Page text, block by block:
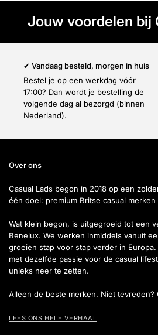
Jouw voordelen bij
✔ Vandaag besteld, morgen in huis
Bestel je op een werkdag vóór
17:00? Dan wordt je bestelling de
volgende dag al bezorgd (binnen
Nederland).
Over ons
Casual Lads begon in 2018 op een
één doel: premium Britse casual
Wat klein begon, is uitgegroeid tot een
Benelux. We werken inmiddels vanuit
groeien stap voor stap verder in
met dezelfde passie voor de casual
unieks neer te zetten.
Alleen de beste merken. Niet tevreden?
LEES ONS HELE VERHAAL